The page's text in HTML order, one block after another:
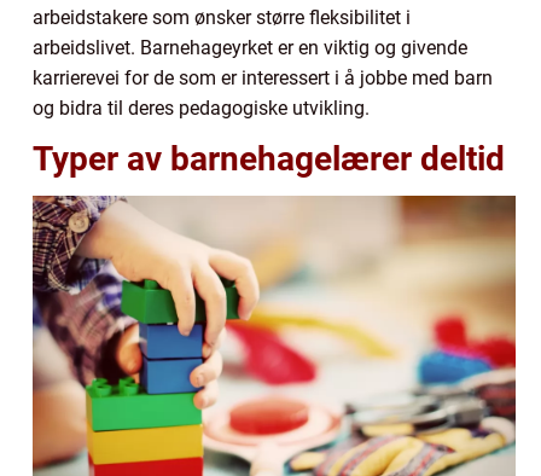
arbeidstakere som ønsker større fleksibilitet i
arbeidslivet. Barnehageyrket er en viktig og givende
karrierevei for de som er interessert i å jobbe med barn
og bidra til deres pedagogiske utvikling.
Typer av barnehagelærer deltid